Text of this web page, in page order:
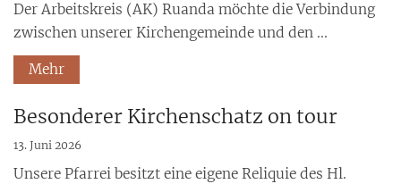
Der Arbeitskreis (AK) Ruanda möchte die Verbindung
zwischen unserer Kirchengemeinde und den ...
Mehr
Besonderer Kirchenschatz on tour
13. Juni 2026
Unsere Pfarrei besitzt eine eigene Reliquie des Hl.